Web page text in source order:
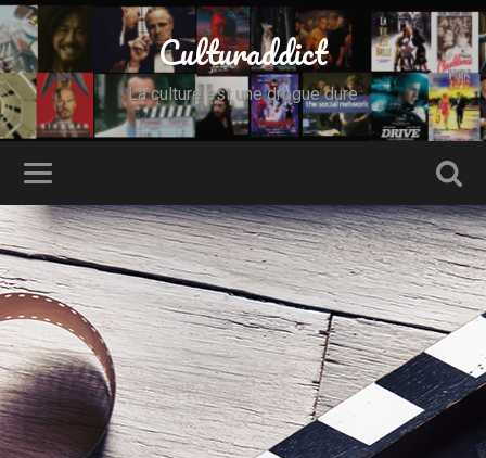
Culturaddict
La culture est une drogue dure